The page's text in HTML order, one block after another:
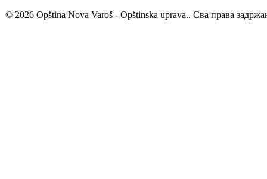
© 2026 Opština Nova Varoš - Opštinska uprava.. Сва права